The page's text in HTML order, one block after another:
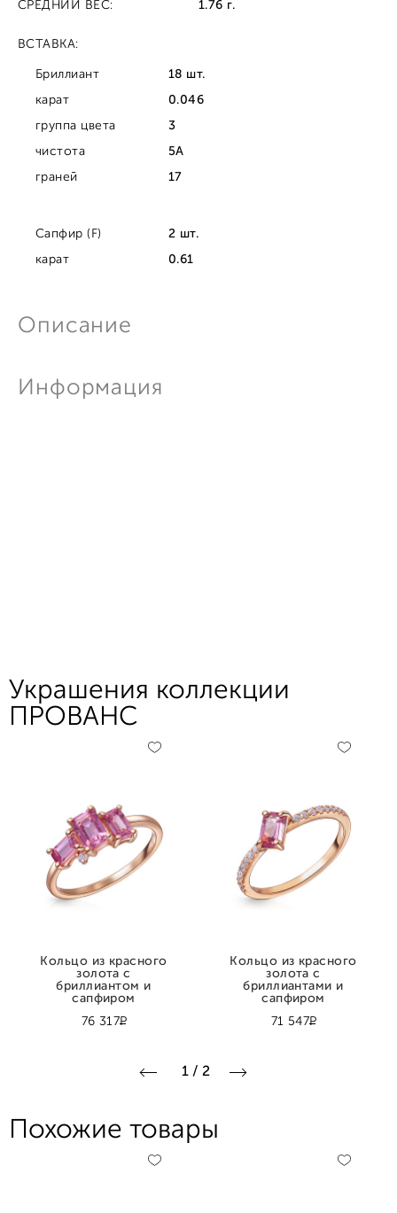
Описание
Информация
СРЕДНИЙ ВЕС: 1.76 г.
ВСТАВКА:
Бриллиант
18 шт.
карат
0.046
группа цвета
3
чистота
5A
граней
17
Сапфир (F)
2 шт.
карат
0.61
Украшения коллекции
ПРОВАНС
76 317Р
Кольцо из красного
золота с
бриллиантом и
сапфиром
71 547Р
Кольцо из красного
золота с
бриллиантами и
сапфиром
1 / 2
Похожие товары